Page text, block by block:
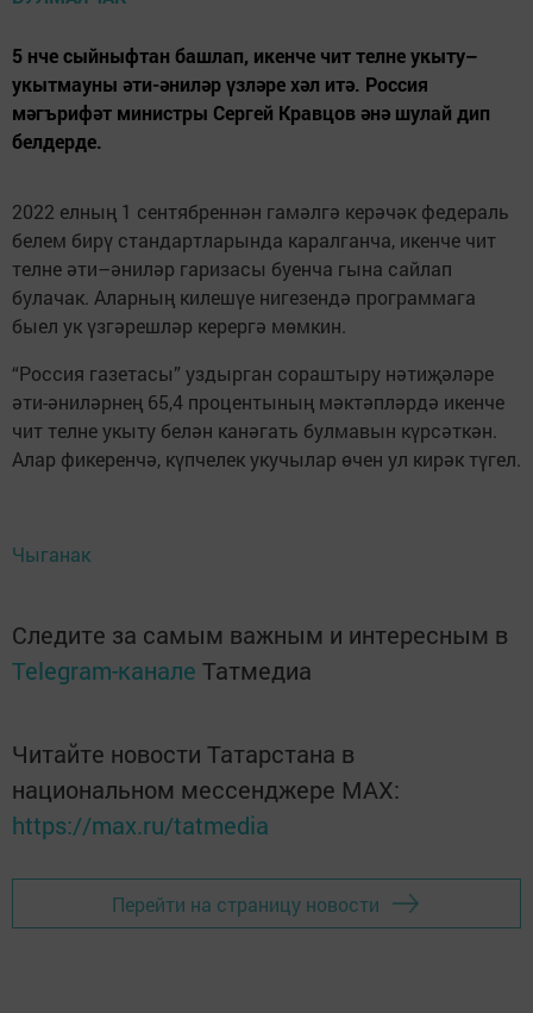
5 нче сыйныфтан башлап, икенче чит телне укыту–
укытмауны әти-әниләр үзләре хәл итә. Россия
мәгърифәт министры Сергей Кравцов әнә шулай дип
белдерде.
2022 елның 1 сентябреннән гамәлгә керәчәк федераль
белем бирү стандартларында каралганча, икенче чит
телне әти–әниләр гаризасы буенча гына сайлап
булачак. Аларның килешүе нигезендә программага
быел ук үзгәрешләр керергә мөмкин.
“Россия газетасы” уздырган сораштыру нәтиҗәләре
әти-әниләрнең 65,4 процентының мәктәпләрдә икенче
чит телне укыту белән канәгать булмавын күрсәткән.
Алар фикеренчә, күпчелек укучылар өчен ул кирәк түгел.
Чыганак
Следите за самым важным и интересным в
Telegram-канале Татмедиа
Читайте новости Татарстана в
национальном мессенджере MАХ:
https://max.ru/tatmedia
Перейти на страницу новости